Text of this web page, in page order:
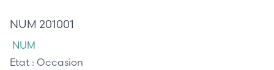
NUM 201001
NUM
Etat : Occasion